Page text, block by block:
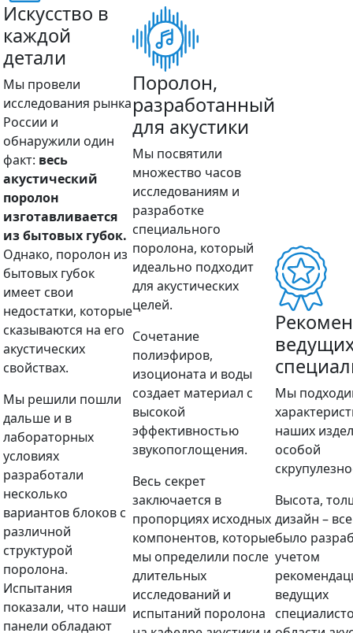
Искусство в
каждой
детали
Мы провели
исследования рынка
России и
обнаружили один
факт: весь
акустический
поролон
изготавливается
из бытовых губок.
Однако, поролон из
бытовых губок
имеет свои
недостатки, которые
сказываются на его
акустических
свойствах.
Мы решили пошли
дальше и в
лабораторных
условиях
разработали
несколько
вариантов блоков с
различной
структурой
поролона.
Испытания
показали, что наши
панели обладают
Поролон,
разработанный
для акустики
Мы посвятили
множество часов
исследованиям и
разработке
специального
поролона, который
идеально подходит
для акустических
целей.
Сочетание
полиэфиров,
изоционата и воды
создает материал с
высокой
эффективностью
звукопоглощения.
Весь секрет
заключается в
пропорциях исходных
компонентов, которые
мы определили после
длительных
исследований и
испытаний поролона
Мы
наших
особой
Высота,
дизайн –
было
учетом
ведущих